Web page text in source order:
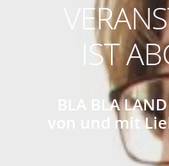
IST
BLA BLA
von und mit